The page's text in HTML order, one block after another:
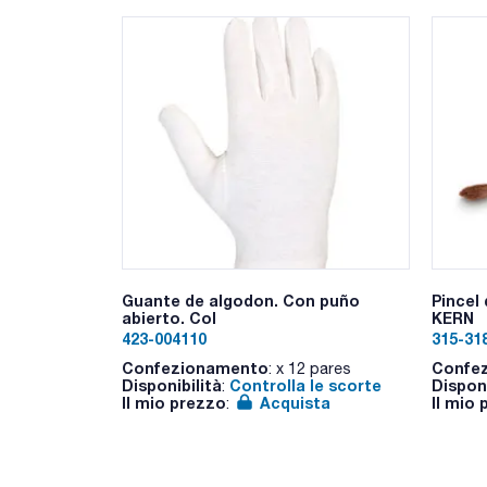
Guante de algodon. Con puño
abierto. Col
423-004110
Confezionamento: x 12 pares
Disponibilità: Controlla le scorte
Il mio prezzo: Acquista
Pincel
KERN
315-
Il mio